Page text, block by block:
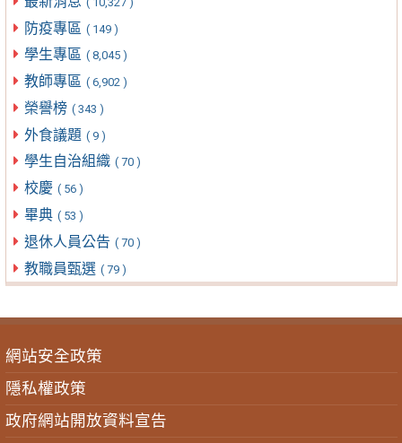
防疫專區 ( 149 )
學生專區 ( 8,045 )
教師專區 ( 6,902 )
榮譽榜 ( 343 )
外食議題 ( 9 )
學生自治組織 ( 70 )
校慶 ( 56 )
畢典 ( 53 )
退休人員公告 ( 70 )
教職員甄選 ( 79 )
網站安全政策
隱私權政策
政府網站開放資料宣告